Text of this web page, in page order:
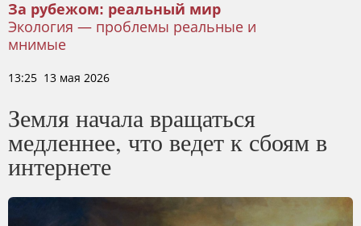
За рубежом: реальный мир
Экология — проблемы реальные и
мнимые
13:25 13 мая 2026
Земля начала вращаться
медленнее, что ведет к сбоям в
интернете